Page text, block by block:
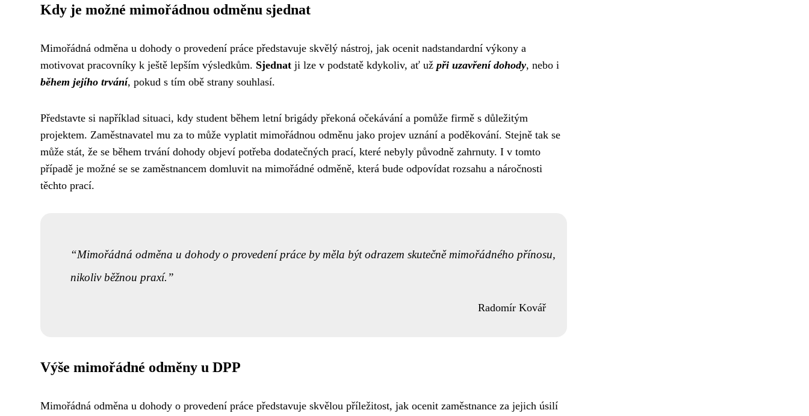
Kdy je možné mimořádnou odměnu sjednat
Mimořádná odměna u dohody o provedení práce představuje skvělý nástroj, jak ocenit nadstandardní výkony a
motivovat pracovníky k ještě lepším výsledkům. Sjednat ji lze v podstatě kdykoliv, ať už při uzavření dohody, nebo i
během jejího trvání, pokud s tím obě strany souhlasí.
Představte si například situaci, kdy student během letní brigády překoná očekávání a pomůže firmě s důležitým
projektem. Zaměstnavatel mu za to může vyplatit mimořádnou odměnu jako projev uznání a poděkování. Stejně tak se
může stát, že se během trvání dohody objeví potřeba dodatečných prací, které nebyly původně zahrnuty. I v tomto
případě je možné se se zaměstnancem domluvit na mimořádné odměně, která bude odpovídat rozsahu a náročnosti
těchto prací.
Mimořádná odměna u dohody o provedení práce by měla být odrazem skutečně mimořádného přínosu,
nikoliv běžnou praxí.
Radomír Kovář
Výše mimořádné odměny u DPP
Mimořádná odměna u dohody o provedení práce představuje skvělou příležitost, jak ocenit zaměstnance za jejich úsilí